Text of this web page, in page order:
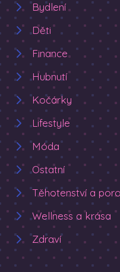
Bydlení
Děti
Finance
Hubnutí
Kočárky
Lifestyle
Móda
Ostatní
Těhotenství a
Wellness a krása
Zdraví